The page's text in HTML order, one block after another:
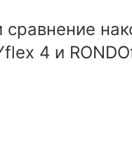
сравнение
4 и